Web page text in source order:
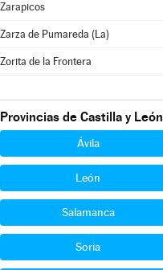
Zarapicos
Zarza de Pumareda (La)
Zorita de la Frontera
Provincias de Castilla y León
Ávila
León
Salamanca
Soria